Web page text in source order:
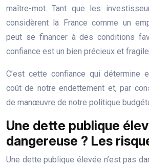
maître-mot. Tant que les
considèrent la France comme un
peut se financer à des conditions
confiance est un bien précieux et fragile.
C’est cette confiance qui détermine
coût de notre endettement et, par
de manœuvre de notre politique
Une dette publique
dangereuse ? Les
Une dette publique élevée n’est pas